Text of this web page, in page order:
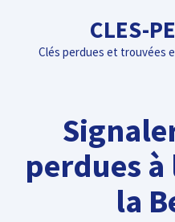
contenu
CLES-
Clés perdues et trouvées
perdues à
la